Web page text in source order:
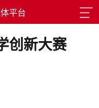
平台
创新大赛